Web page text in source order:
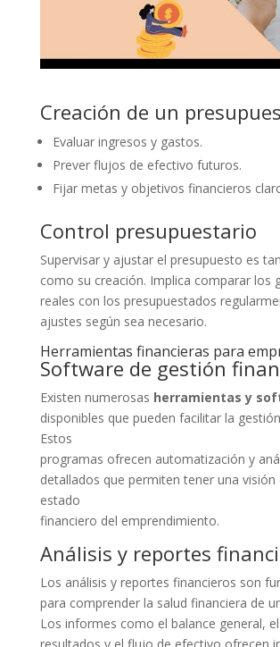
Creación de un
Evaluar ingresos y gastos.
Prever flujos de efectivo futuros.
Fijar metas y objetivos financieros
Control presupuestario
Supervisar y ajustar el presupuesto es
como su creación. Implica comparar los
reales con los presupuestados
ajustes según sea necesario.
Herramientas financieras para
Software de gestión
Existen numerosas herramientas y
disponibles que pueden facilitar la
Estos
programas ofrecen automatización y
detallados que permiten tener una visión
estado
financiero del emprendimiento.
Análisis y reportes
Los análisis y reportes financieros son
para comprender la salud financiera de
Los informes como el balance general,
resultados y el flujo de efectivo ofrecen